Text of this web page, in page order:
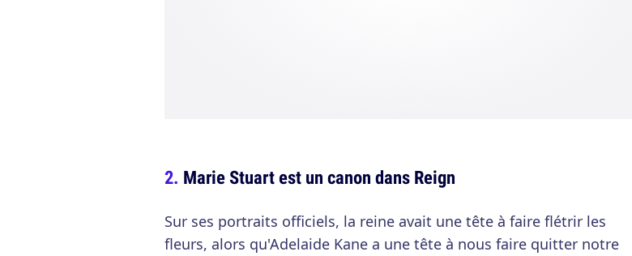
Marie Stuart est un canon dans Reign
Sur ses portraits officiels, la reine avait une tête à faire flétrir les
fleurs, alors qu'Adelaide Kane a une tête à nous faire quitter notre